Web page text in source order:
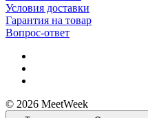
Условия доставки
Гарантия на товар
Вопрос-ответ
© 2026 MeetWeek